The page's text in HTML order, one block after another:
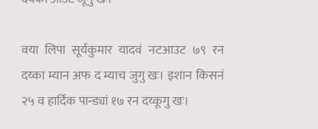
वया लिपा सूर्यकुमार यादवं नटआउट ७९ रन
दय्का म्यान अफ द म्याच जुगु खः। इशान किसनं
२५ व हार्दिक पान्ड्यां १७ रन दय्कूगु खः।